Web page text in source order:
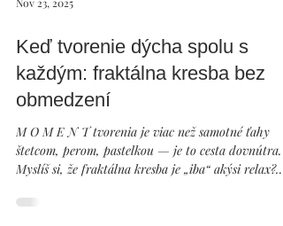
Nov 23, 2025
Keď tvorenie dýcha spolu s
každým: fraktálna kresba bez